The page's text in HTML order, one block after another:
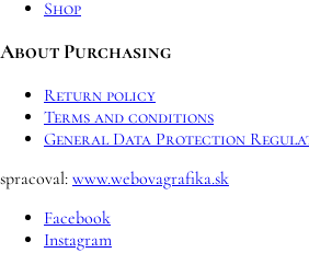
Shop
About Purchasing
Return policy
Terms and conditions
General Data Protection
spracoval: www.webovagrafika.sk
Facebook
Instagram